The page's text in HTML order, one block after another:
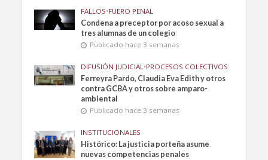
FALLOS•FUERO PENAL
Condena a preceptor por acoso sexual a
tres alumnas de un colegio
Publicado hace 3 semanas
DIFUSIÓN JUDICIAL•PROCESOS COLECTIVOS
Ferreyra Pardo, Claudia Eva Edith y otros
contra GCBA y otros sobre amparo-
ambiental
Publicado hace 3 semanas
INSTITUCIONALES
Histórico: La justicia porteña asume
nuevas competencias penales